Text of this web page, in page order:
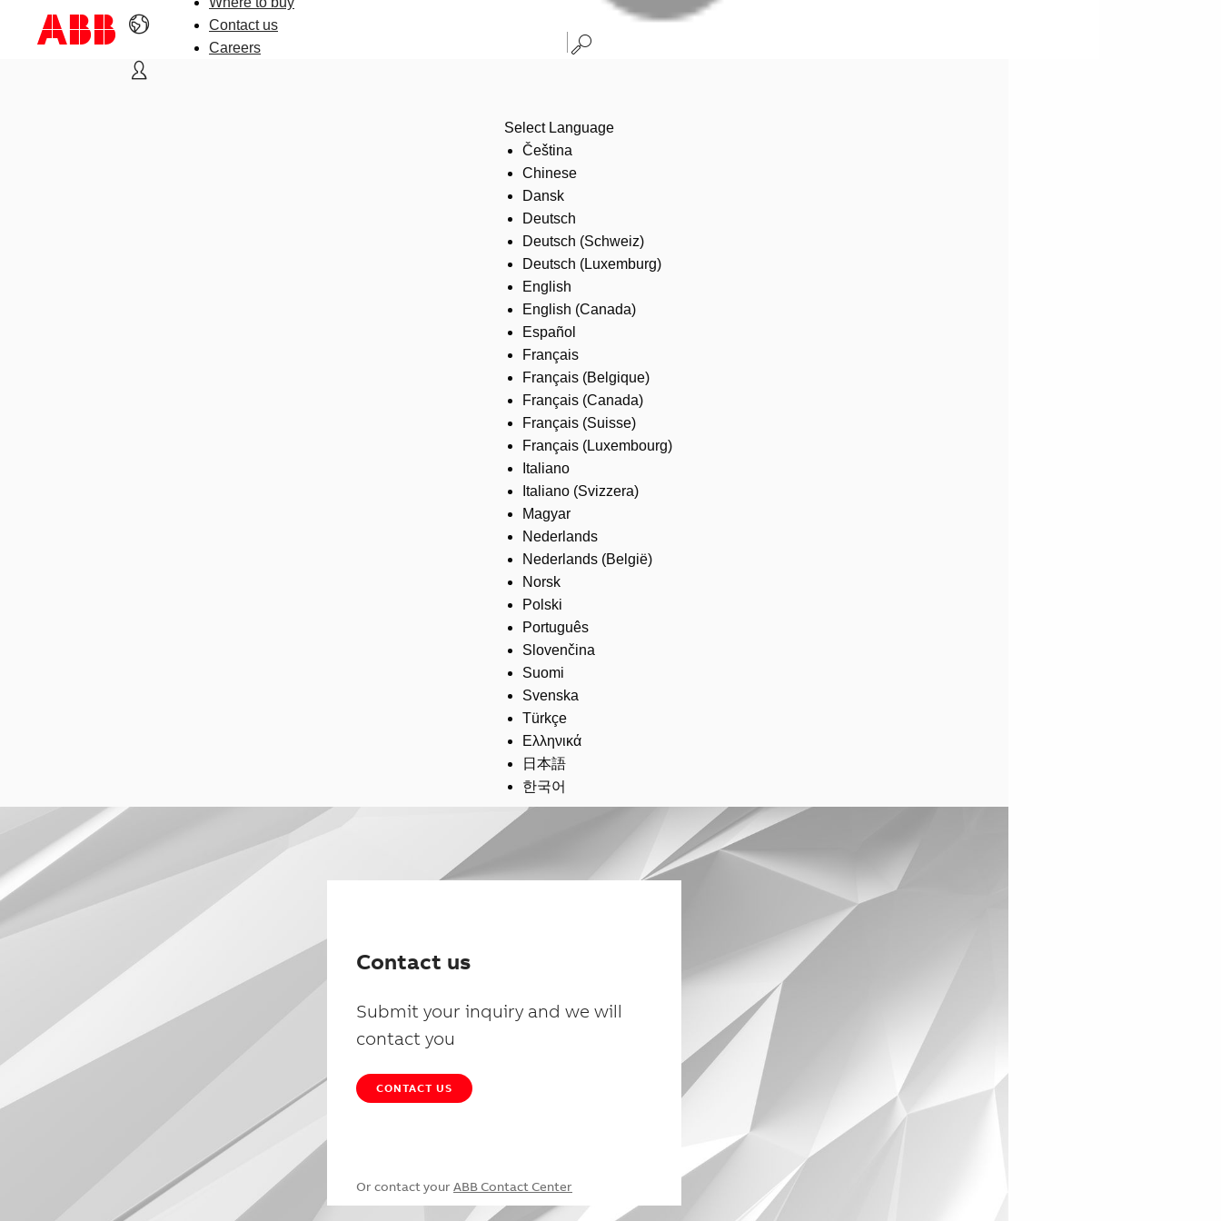
Contact us
Careers
Select Language
Čeština
Chinese
Dansk
Deutsch
Deutsch (Schweiz)
Deutsch (Luxemburg)
English
English (Canada)
Español
Français
Français (Belgique)
Français (Canada)
Français (Suisse)
Français (Luxembourg)
Italiano
Italiano (Svizzera)
Magyar
Nederlands
Nederlands (België)
Norsk
Polski
Português
Slovenčina
Suomi
Svenska
Türkçe
Ελληνικά
日本語
한국어
Contact us
Submit your inquiry and we will
contact you
CONTACT US
Or contact your ABB Contact Center